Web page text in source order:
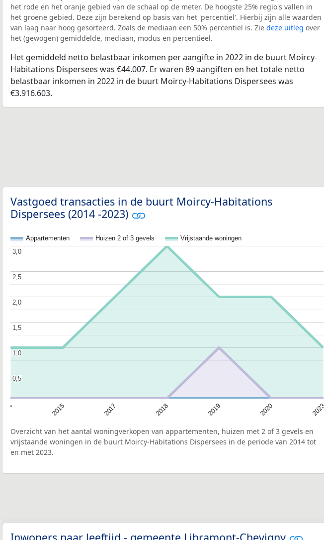
het rode en het oranje gebied van de schaal op de meter. De hoogste 25% regio's vallen in
het groene gebied. Deze zijn berekend op basis van het 'percentiel'. Hierbij zijn alle waarden
van laag naar hoog gesorteerd. Zoals de mediaan een 50% percentiel is. Zie deze uitleg over
het (gewogen) gemiddelde, mediaan, modus en percentieel.
Het gemiddeld netto belastbaar inkomen per aangifte in 2022 in de buurt Moircy-
Habitations Dispersees was €44.007. Er waren 89 aangiften en het totale netto
belastbaar inkomen in 2022 in de buurt Moircy-Habitations Dispersees was
€3.916.603.
Vastgoed transacties in de buurt Moircy-Habitations
Dispersees (2014 -2023)
Appartementen Huizen 2 of 3 gevels Vrijstaande woningen
2015 2017 2018 2019 2020 2023
0,5
0,5
1,0
1,0
1,5
1,5
2,0
2,0
2,5
2,5
3,0
3,0
Overzicht van het aantal woningverkopen van appartementen, huizen met 2 of 3 gevels en
vrijstaande woningen in de buurt Moircy-Habitations Dispersees in de periode van 2014 tot
en met 2023.
Inwoners naar leeftijd - gemeente Libramont-Chevigny